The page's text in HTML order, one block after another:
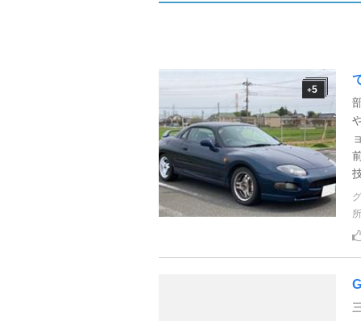
+5